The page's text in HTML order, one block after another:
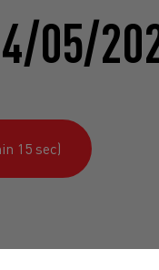
05/
15 sec)